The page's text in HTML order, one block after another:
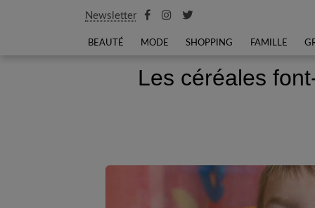
Newsletter
BEAUTÉ MODE SHOPPING FAMILLE
Les céréales